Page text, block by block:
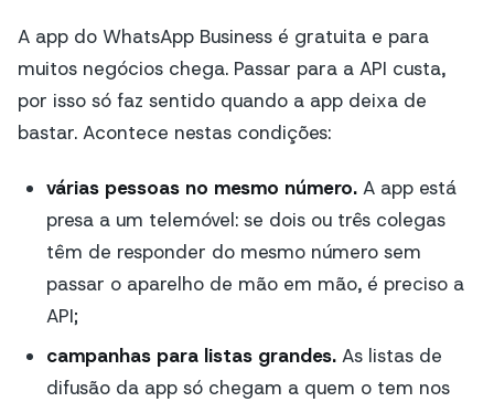
A app do WhatsApp Business é gratuita e para
muitos negócios chega. Passar para a API custa,
por isso só faz sentido quando a app deixa de
bastar. Acontece nestas condições:
várias pessoas no mesmo número.A app está
presa a um telemóvel: se dois ou três colegas
têm de responder do mesmo número sem
passar o aparelho de mão em mão, é preciso a
API;
campanhas para listas grandes.As listas de
difusão da app só chegam a quem o tem nos